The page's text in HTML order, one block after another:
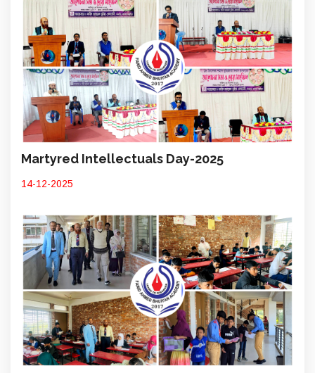
Martyred Intellectuals Day-2025
14-12-2025